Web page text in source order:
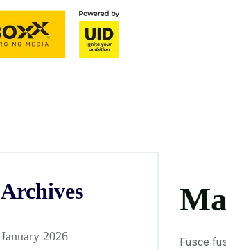
Archives
January 2026
Fusce